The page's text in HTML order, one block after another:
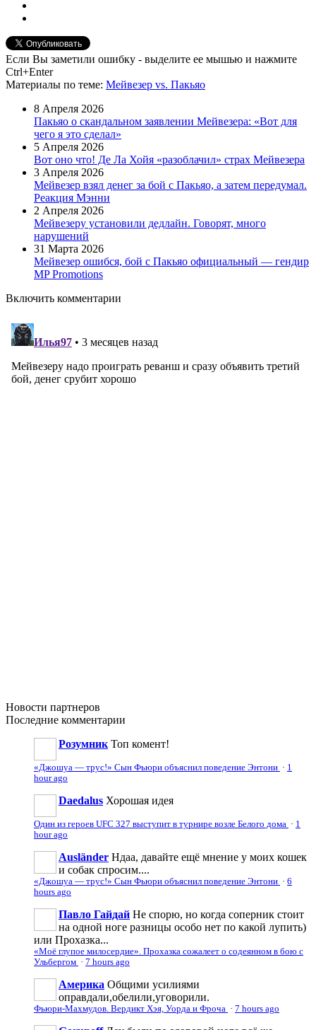
Если Вы заметили ошибку - выделите ее мышью и нажмите
Ctrl+Enter
Материалы по теме: Мейвезер vs. Пакьяо
8 Апреля 2026
Пакьяо о скандальном заявлении Мейвезера: «Вот для
чего я это сделал»
5 Апреля 2026
Вот оно что! Де Ла Хойя «разоблачил» страх Мейвезера
3 Апреля 2026
Мейвезер взял денег за бой с Пакьяо, а затем передумал.
Реакция Мэнни
2 Апреля 2026
Мейвезеру установили дедлайн. Говорят, много
нарушений
31 Марта 2026
Мейвезер ошибся, бой с Пакьяо официальный — гендир
MP Promotions
Включить комментарии
Новости партнеров
Последние комментарии
Розумник Топ комент!
«Джошуа — трус!» Сын Фьюри объяснил поведение Энтони · 1
hour ago
Daedalus Хорошая идея
Один из героев UFC 327 выступит в турнире возле Белого дома · 1
hour ago
Ausländer Ндаа, давайте ещё мнение у моих кошек
и собак спросим....
«Джошуа — трус!» Сын Фьюри объяснил поведение Энтони · 6
hours ago
Павло Гайдай Не спорю, но когда соперник стоит
на одной ноге разницы особо нет по какой лупить)
или Прохазка...
«Моё глупое милосердие». Прохазка сожалеет о содеянном в бою с
Ульбергом · 7 hours ago
Америка Общими усилиями
оправдали,обелили,уговорили.
Фьюри-Махмудов. Вердикт Хэя, Уорда и Фроча · 7 hours ago